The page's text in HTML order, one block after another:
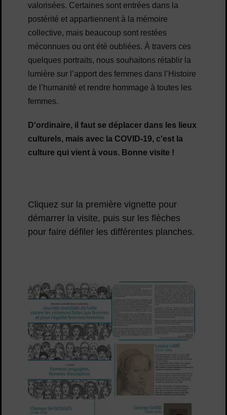
valorisées. Certaines sont entrées dans la
postérité et appartiennent à la mémoire
collective, mais beaucoup sont restées
méconnues ou ont été oubliées. À travers ces
quelques portraits, nous souhaitons rétablir la
lumière sur l’apport des femmes dans l’Histoire
de l’humanité et rendre hommage à toutes les
femmes.
D'ordinaire, il faut se déplacer dans les lieux
culturels, mais avec la COVID-19, c'est la
culture qui vient à vous. Bonne visite !
Cliquez sur la première vignette pour
démarrer la visite, puis sur les flèches
pour faire défiler les différentes planches.